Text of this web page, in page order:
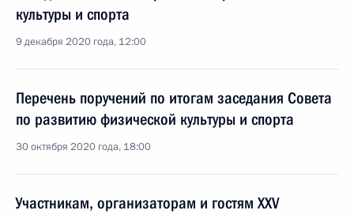
культуры и спорта
9 декабря 2020 года, 12:00
Перечень поручений по итогам заседания Совета
по развитию физической культуры и спорта
30 октября 2020 года, 18:00
Участникам, организаторам и гостям XXV